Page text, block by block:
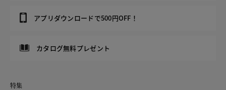
アプリダウンロードで500円OFF！
カタログ無料プレゼント
特集